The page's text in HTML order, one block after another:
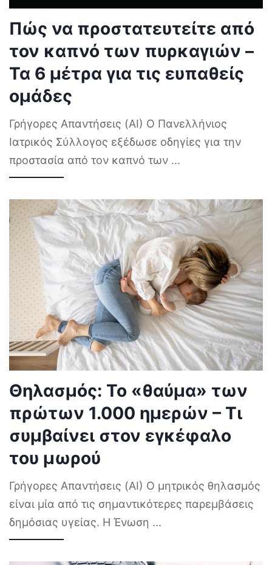
Πώς να προστατευτείτε από
τον καπνό των πυρκαγιών –
Τα 6 μέτρα για τις ευπαθείς
ομάδες
Γρήγορες Απαντήσεις (AI) Ο Πανελλήνιος
Ιατρικός Σύλλογος εξέδωσε οδηγίες για την
προστασία από τον καπνό των ...
Θηλασμός: Το «θαύμα» των
πρώτων 1.000 ημερών – Τι
συμβαίνει στον εγκέφαλο
του μωρού
Γρήγορες Απαντήσεις (AI) Ο μητρικός θηλασμός
είναι μία από τις σημαντικότερες παρεμβάσεις
δημόσιας υγείας. Η Ένωση ...